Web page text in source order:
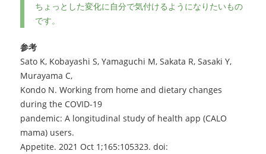
ちょっとした変化に自分で気付けるようになりたいもの
です。
参考
Sato K, Kobayashi S, Yamaguchi M, Sakata R, Sasaki Y,
Murayama C,
Kondo N. Working from home and dietary changes
during the COVID-19
pandemic: A longitudinal study of health app (CALO
mama) users.
Appetite. 2021 Oct 1;165:105323. doi: